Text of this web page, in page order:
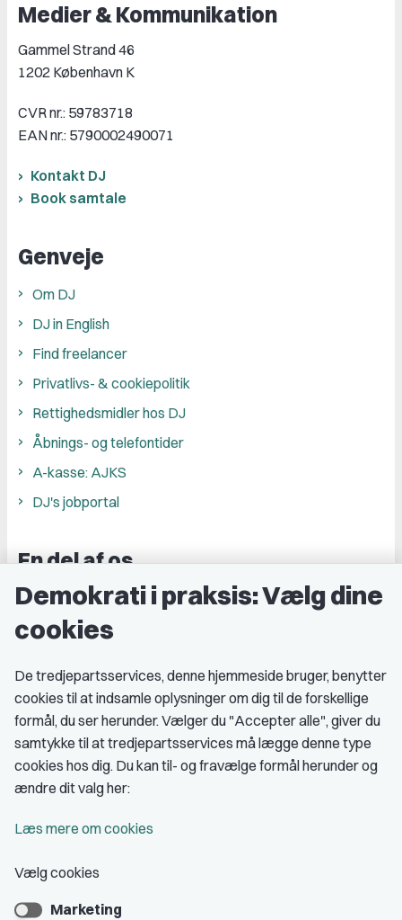
Medier & Kommunikation
Gammel Strand 46
1202 København K
CVR nr.: 59783718
EAN nr.: 5790002490071
Kontakt DJ
Book samtale
Genveje
Om DJ
DJ in English
Find freelancer
Privatlivs- & cookiepolitik
Rettighedsmidler hos DJ
Åbnings- og telefontider
A-kasse: AJKS
DJ's jobportal
En del af os
Grupper og kredse
Studenterorganisationer
Medlemskab
Fordele som medlem
Kontingent
Bliv medlem
Demokrati i praksis: Vælg dine
cookies
De tredjepartsservices, denne hjemmeside bruger, benytter
cookies til at indsamle oplysninger om dig til de forskellige
formål, du ser herunder. Vælger du "Accepter alle", giver du
samtykke til at tredjepartsservices må lægge denne type
cookies hos dig. Du kan til- og fravælge formål herunder og
ændre dit valg her:
Læs mere om cookies
Vælg cookies
Marketing